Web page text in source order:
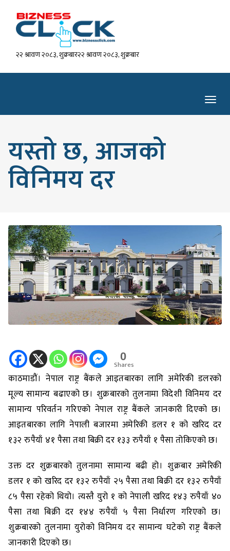
२२ श्रावण २०८३, शुक्रबार२२ श्रावण २०८३, शुक्रबार
यस्तो छ, आजको
विनिमय दर
0
Shares
काठमाडौं। नेपाल राष्ट्र बैंकले आइतबारका लागि अमेरिकी डलरको
मूल्य सामान्य बढाएको छ। शुक्रबारको तुलनामा विदेशी विनिमय दर
सामान्य परिवर्तन गरिएको नेपाल राष्ट्र बैंकले जानकारी दिएको छ।
आइतबारका लागि नेपाली बजारमा अमेरिकी डलर १ को खरिद दर
१३२ रुपैयाँ ४१ पैसा तथा बिक्री दर १३३ रुपैयाँ १ पैसा तोकिएको छ।
उक्त दर शुक्रबारको तुलनामा सामान्य बढी हो। शुक्रबार अमेरिकी
डलर १ को खरिद दर १३२ रुपैयाँ २५ पैसा तथा बिक्री दर १३२ रुपैयाँ
८५ पैसा रहेको थियो। त्यस्तै युरो १ को नेपाली खरिद १४३ रुपैयाँ ४०
पैसा तथा बिक्री दर १४४ रुपैयाँ ५ पैसा निर्धारण गरिएको छ।
शुक्रबारको तुलनामा युरोको विनिमय दर सामान्य घटेको राष्ट्र बैंकले
जानकारी दिएको छ।